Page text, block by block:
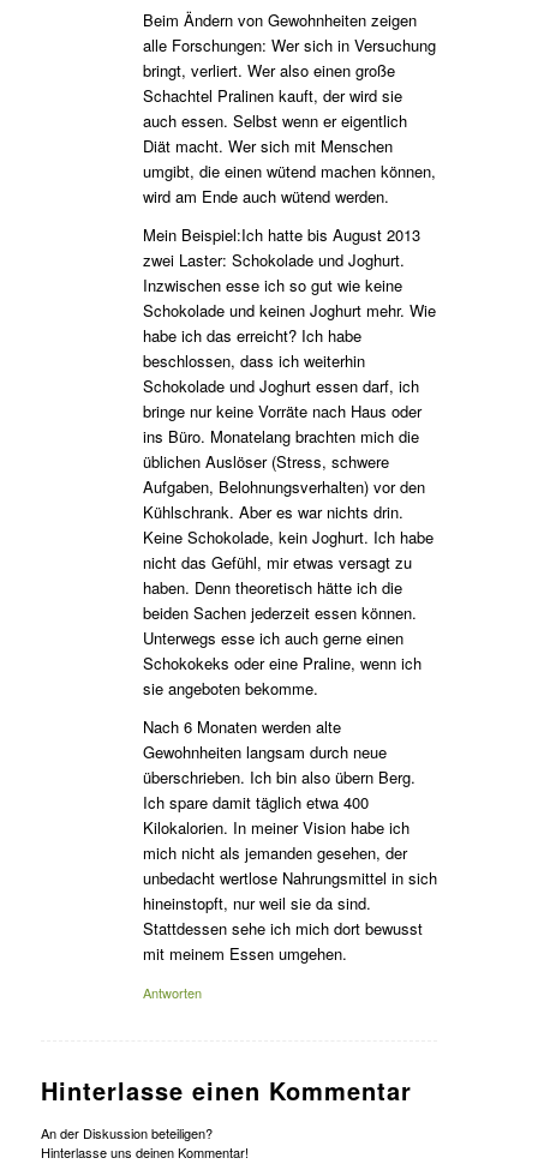
Beim Ändern von Gewohnheiten zeigen
alle Forschungen: Wer sich in Versuchung
bringt, verliert. Wer also einen große
Schachtel Pralinen kauft, der wird sie
auch essen. Selbst wenn er eigentlich
Diät macht. Wer sich mit Menschen
umgibt, die einen wütend machen können,
wird am Ende auch wütend werden.
Mein Beispiel:Ich hatte bis August 2013
zwei Laster: Schokolade und Joghurt.
Inzwischen esse ich so gut wie keine
Schokolade und keinen Joghurt mehr. Wie
habe ich das erreicht? Ich habe
beschlossen, dass ich weiterhin
Schokolade und Joghurt essen darf, ich
bringe nur keine Vorräte nach Haus oder
ins Büro. Monatelang brachten mich die
üblichen Auslöser (Stress, schwere
Aufgaben, Belohnungsverhalten) vor den
Kühlschrank. Aber es war nichts drin.
Keine Schokolade, kein Joghurt. Ich habe
nicht das Gefühl, mir etwas versagt zu
haben. Denn theoretisch hätte ich die
beiden Sachen jederzeit essen können.
Unterwegs esse ich auch gerne einen
Schokokeks oder eine Praline, wenn ich
sie angeboten bekomme.
Nach 6 Monaten werden alte
Gewohnheiten langsam durch neue
überschrieben. Ich bin also übern Berg.
Ich spare damit täglich etwa 400
Kilokalorien. In meiner Vision habe ich
mich nicht als jemanden gesehen, der
unbedacht wertlose Nahrungsmittel in sich
hineinstopft, nur weil sie da sind.
Stattdessen sehe ich mich dort bewusst
mit meinem Essen umgehen.
Antworten
Hinterlasse einen Kommentar
An der Diskussion beteiligen?
Hinterlasse uns deinen Kommentar!